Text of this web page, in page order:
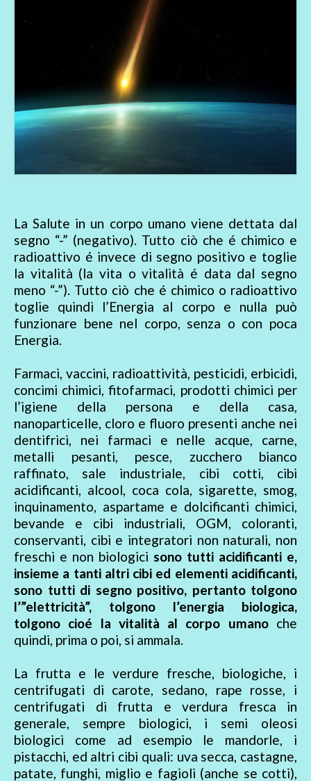
La Salute in un corpo umano viene dettata dal
segno “-” (negativo). Tutto ciò che é chimico e
radioattivo é invece di segno positivo e toglie
la vitalità (la vita o vitalità é data dal segno
meno “-”). Tutto ciò che é chimico o radioattivo
toglie quindi l’Energia al corpo e nulla può
funzionare bene nel corpo, senza o con poca
Energia.
Farmaci, vaccini, radioattività, pesticidi, erbicidi,
concimi chimici, fitofarmaci, prodotti chimici per
l’igiene della persona e della casa,
nanoparticelle, cloro e fluoro presenti anche nei
dentifrici, nei farmaci e nelle acque, carne,
metalli pesanti, pesce, zucchero bianco
raffinato, sale industriale, cibi cotti, cibi
acidificanti, alcool, coca cola, sigarette, smog,
inquinamento, aspartame e dolcificanti chimici,
bevande e cibi industriali, OGM, coloranti,
conservanti, cibi e integratori non naturali, non
freschi e non biologici sono tutti acidificanti e,
insieme a tanti altri cibi ed elementi acidificanti,
sono tutti di segno positivo, pertanto tolgono
l’”elettricità”, tolgono l’energia biologica,
tolgono cioé la vitalità al corpo umanoche
quindi, prima o poi, si ammala.
La frutta e le verdure fresche, biologiche, i
centrifugati di carote, sedano, rape rosse, i
centrifugati di frutta e verdura fresca in
generale, sempre biologici, i semi oleosi
biologici come ad esempio le mandorle, i
pistacchi, ed altri cibi quali: uva secca, castagne,
patate, funghi, miglio e fagioli (anche se cotti),